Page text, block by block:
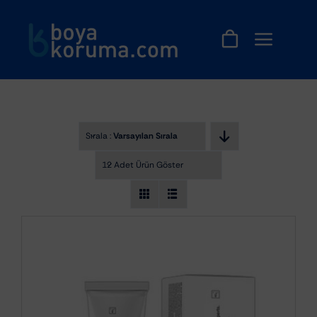
Sırala :Varsayılan Sıralama
12 Adet Ürün Göster